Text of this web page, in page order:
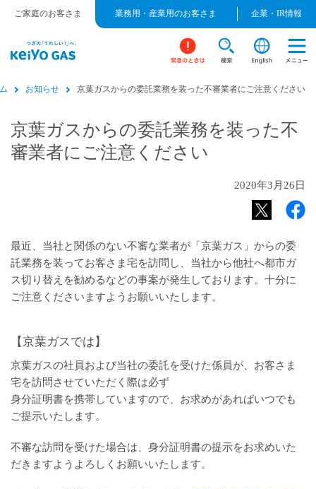
ご家庭のお客さま 業務用・産業用のお客さま 企業・IR情報
お知らせ 京葉ガスからの委託業務を装った不審業者にご注意ください
京葉ガスからの委託業務を装った不
審業者にご注意ください
2020年3月26日
最近、当社と関係のない不審な業者が「京葉ガス」からの委
託業務を装ってお客さま宅を訪問し、当社から他社へ都市ガ
ス切り替えを勧めるなどの事案が発生しております。十分に
ご注意くださいますようお願いいたします。
【京葉ガスでは】
京葉ガスの社員および当社の委託を受けた係員が、お客さま
宅を訪問させていただく際は必ず
身分証明書を携帯していますので、お求めがあればいつでも
ご提示いたします。
不審な訪問を受けた場合は、身分証明書の提示をお求めいた
だきますようよろしくお願いいたします。